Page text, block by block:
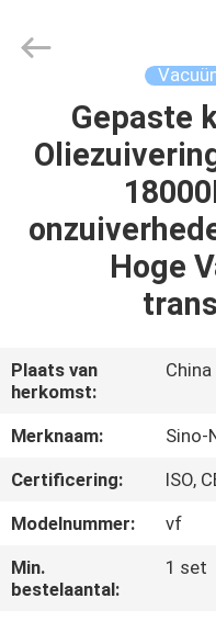
PRODUCTEN
ONGEVEER
FABRIEKSREIS
ONS
Manufacture
Gepaste
Hoge
Plaats van
herkomst:
China
Merknaam:
Sino-
Certificering:
ISO,
Modelnummer:
vf
Min.
bestelaantal:
1 set